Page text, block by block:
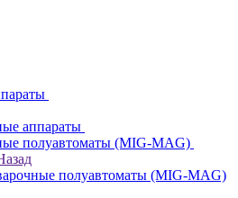
аппараты
полуавтоматы (MIG-MAG)
полуавтоматы (MIG-MAG)